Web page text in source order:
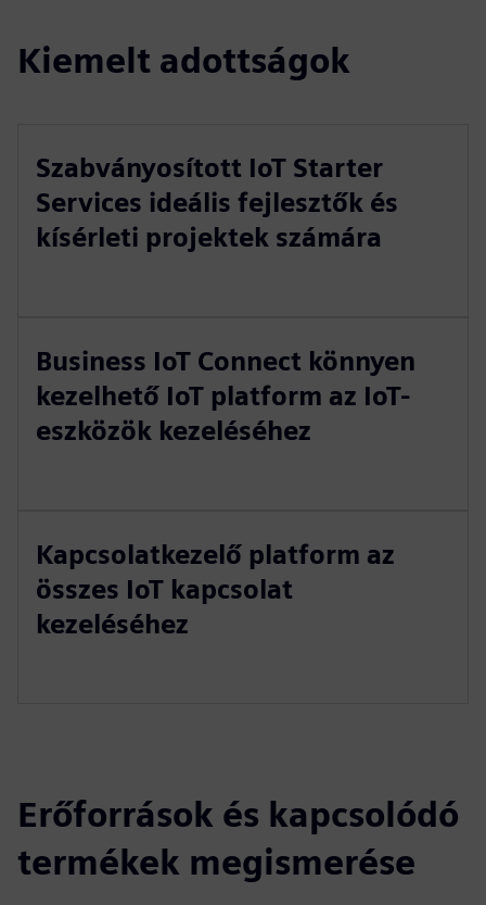
Kiemelt adottságok
Szabványosított IoT Starter
Services ideális fejlesztők és
kísérleti projektek számára
Business IoT Connect könnyen
kezelhető IoT platform az IoT-
eszközök kezeléséhez
Kapcsolatkezelő platform az
összes IoT kapcsolat
kezeléséhez
Erőforrások és kapcsolódó
termékek megismerése